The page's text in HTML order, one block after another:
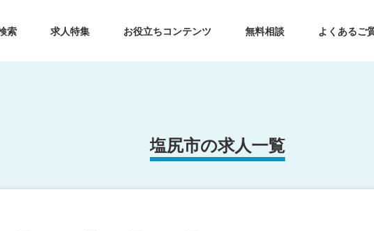
索 求人特集 お役立ちコンテンツ 無料相談 よくあるご
塩尻市の求人一覧